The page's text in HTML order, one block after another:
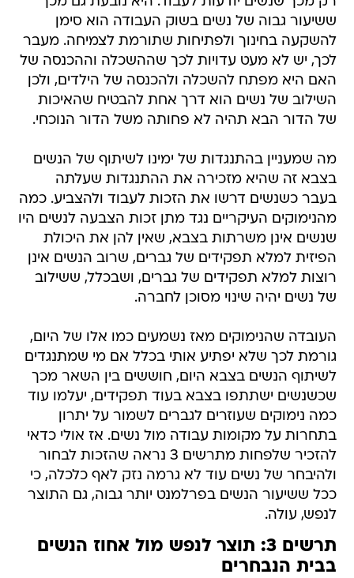
ששיעור גבוה של נשים בשוק העבודה הוא סימן
להשקעה בחינוך ולפתיחות שתורמת לצמיחה. מעבר
לכך, יש לא מעט עדויות לכך שההשכלה וההכנסה של
האם היא מפתח להשכלה ולהכנסה של הילדים, ולכן
השילוב של נשים הוא דרך אחת להבטיח שהאיכות
של הדור הבא תהיה לא פחותה משל הדור הנוכחי.
מה שמעניין בהתנגדות של ימינו לשיתוף של הנשים
בצבא זה שהיא מזכירה את ההתנגדות שעלתה
בעבר כשנשים דרשו את הזכות לעבוד ולהצביע. כמה
מהנימוקים העיקריים נגד מתן זכות הצבעה לנשים היו
שנשים אינן משרתות בצבא, שאין להן את היכולת
הפיזית למלא תפקידים של גברים, שרוב הנשים אינן
רוצות למלא תפקידים של גברים, ושבכלל, ששילוב
של נשים יהיה שינוי מסוכן לחברה.
העובדה שהנימוקים מאז נשמעים כמו אלו של היום,
גורמת לכך שלא יפתיע אותי בכלל אם מי שמתנגדים
לשיתוף הנשים בצבא היום, חוששים בין השאר מכך
שכשנשים ישתתפו בצבא בעוד תפקידים, יעלמו עוד
כמה נימוקים שעוזרים לגברים לשמור על יתרון
בתחרות על מקומות עבודה מול נשים. אז אולי כדאי
להזכיר שלפחות מתרשים 3 נראה שהזכות לבחור
ולהיבחר של נשים עוד לא גרמה נזק לאף כלכלה, כי
ככל ששיעור הנשים בפרלמנט יותר גבוה, גם התוצר
לנפש, עולה.
תרשים 3: תוצר לנפש מול אחוז הנשים
בבית הנבחרים